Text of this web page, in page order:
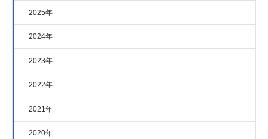
2025年
2024年
2023年
2022年
2021年
2020年